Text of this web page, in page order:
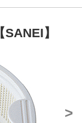
】
>